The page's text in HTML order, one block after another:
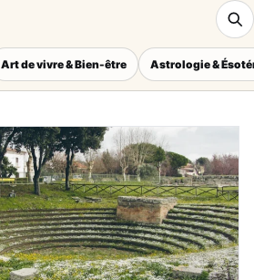
Art de vivre & Bien-être Astrologie &